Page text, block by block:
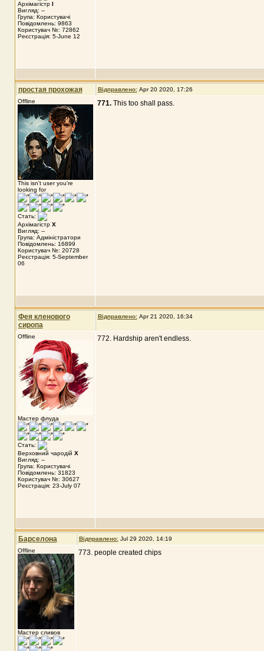
Архімагістр I
Вигляд: --
Група: Користувачі
Повідомлень: 9863
Користувач №: 72862
Реєстрація: 5-June 12
простая прохожая Відправлено: Apr 20 2020, 17:26
Offline
This isn't user you're
looking for
Стать:
Архімагістр X
Вигляд: --
Група: Адміністратори
Повідомлень: 16899
Користувач №: 20728
Реєстрація: 5-September
06
771.This too shall pass.
Фея кленового
сиропа
Відправлено: Apr 21 2020, 16:34
Offline
Мастер флуда
Стать:
Верховний чародій X
Вигляд: --
Група: Користувачі
Повідомлень: 31823
Користувач №: 30627
Реєстрація: 23-July 07
772. Hardship aren't endless.
Барселона Відправлено: Jul 29 2020, 14:19
Offline
Мастер сливов
773. people created chips